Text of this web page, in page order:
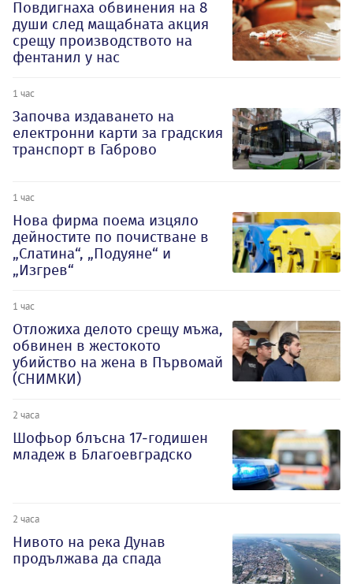
Повдигнаха обвинения на 8
души след мащабната акция
срещу производството на
фентанил у нас
1 час
Започва издаването на
електронни карти за градския
транспорт в Габрово
1 час
Нова фирма поема изцяло
дейностите по почистване в
„Слатина“, „Подуяне“ и
„Изгрев“
1 час
Отложиха делото срещу мъжа,
обвинен в жестокото
убийство на жена в Първомай
(СНИМКИ)
2 часа
Шофьор блъсна 17-годишен
младеж в Благоевградско
2 часа
Нивото на река Дунав
продължава да спада